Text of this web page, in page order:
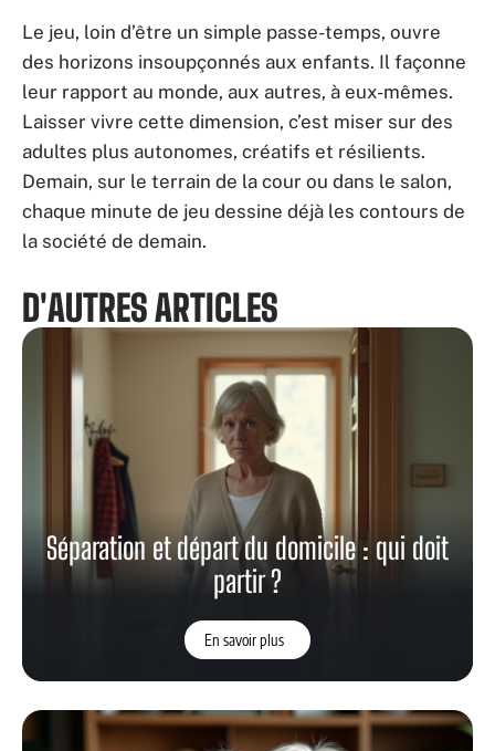
Le jeu, loin d’être un simple passe-temps, ouvre
des horizons insoupçonnés aux enfants. Il façonne
leur rapport au monde, aux autres, à eux-mêmes.
Laisser vivre cette dimension, c’est miser sur des
adultes plus autonomes, créatifs et résilients.
Demain, sur le terrain de la cour ou dans le salon,
chaque minute de jeu dessine déjà les contours de
la société de demain.
D'AUTRES ARTICLES
Séparation et départ du domicile : qui doit
partir ?
En savoir plus